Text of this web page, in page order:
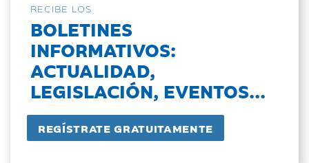
RECIBE LOS
BOLETINES
INFORMATIVOS:
ACTUALIDAD,
LEGISLACIÓN, EVENTOS...